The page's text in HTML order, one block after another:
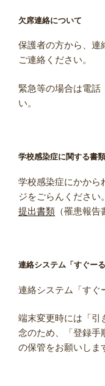
欠席連絡について
保護者の方から、連
ご連絡ください。
緊急等の場合は電話
い。
学校感染症に関する書類
学校感染症にかか
ジをごらんください。
提出書類 （罹患報
連絡システム「すぐー
連絡システム「すぐ
端末変更時には「引
念のため、「登録手
の保管をお願いしま